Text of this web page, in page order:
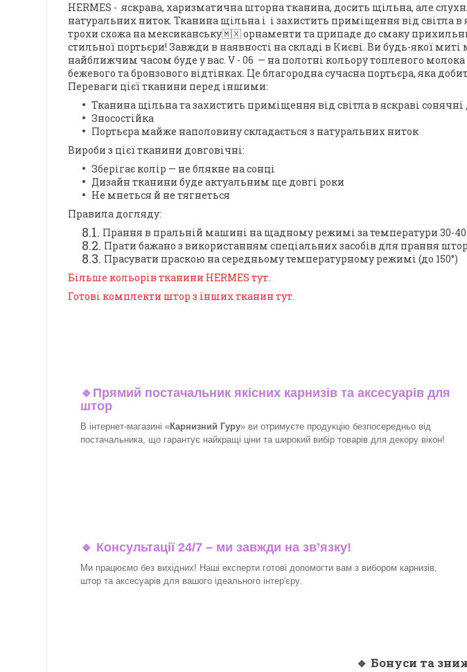
HERMES - яскрава, харизматична шторна тканина, досить щільна, але
натуральних ниток. Тканина щільна і і захистить приміщення від світла в
трохи схожа на мексиканську🇲🇽 орнаменти та припаде до смаку
стильної портьєри! Завжди в наявності на складі в Києві. Ви будь-якої
найближчим часом буде у вас. V - 06 — на полотні кольору топленого
бежевого та бронзового відтінках. Це благородна сучасна портьєра, яка
Переваги цієї тканини перед іншими:
Тканина щільна та захистить приміщення від світла в яскраві сонячні
Зносостійка
Портьєра майже наполовину складається з натуральних ниток
Вироби з цієї тканини довговічні:
Зберігає колір — не блякне на сонці
Дизайн тканини буде актуальним ще довгі роки
Не мнеться й не тягнеться
Правила догляду:
Прання в пральній машині на щадному режимі за температури 30-40
Прати бажано з використанням спеціальних засобів для прання штор
Прасувати праскою на середньому температурному режимі (до 150°)
Більше кольорів тканини HERMES тут.
Готові комплекти штор з інших тканин тут.
🔹 Прямий постачальник якісних карнизів та аксесуарів для
штор
В інтернет-магазині «Карнизний Гуру» ви отримуєте продукцію безпосередньо від
постачальника, що гарантує найкращі ціни та широкий вибір товарів для декору вікон!​
🔹 Консультації 24/7 – ми завжди на зв’язку!
Ми працюємо без вихідних! Наші експерти готові допомогти вам з вибором карнизів,
штор та аксесуарів для вашого ідеального інтер'єру.​
🔹 Бонуси та